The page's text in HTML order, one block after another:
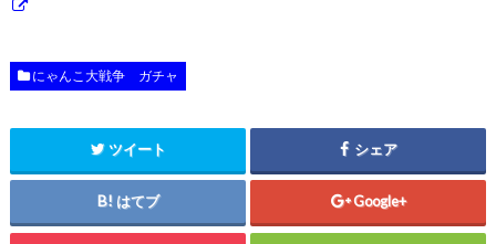
にゃんこ大戦争 ガチャ
ツイート シェア
はてブ Google+